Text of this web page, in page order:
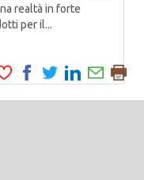
realtà in forte
per il...